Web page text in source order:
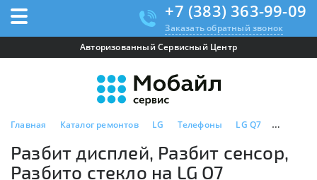
+7 (383) 363-99-09
Заказать обратный звонок
Авторизованный Сервисный Центр
Главная Каталог ремонтов LG Телефоны LG Q7 Разбит
Разбит дисплей, Разбит сенсор,
Разбито стекло на LG Q7